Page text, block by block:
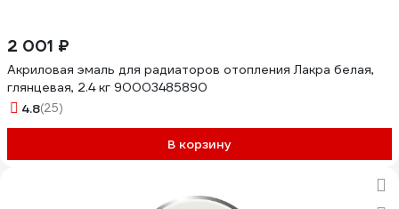
2 001 ₽
Акриловая эмаль для радиаторов отопления Лакра белая,
глянцевая, 2.4 кг 90003485890
4.8(25)
В корзину